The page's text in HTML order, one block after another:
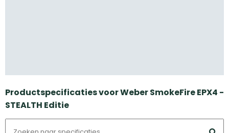
Productspecificaties voor Weber SmokeFire EPX4 -
STEALTH Editie